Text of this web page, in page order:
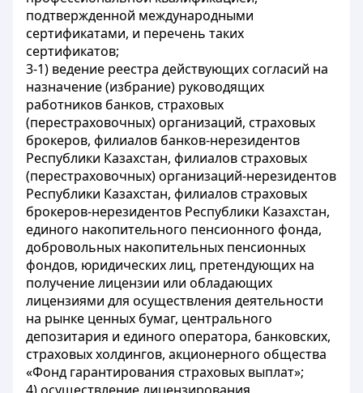
подтвержденной международными
сертификатами, и перечень таких
сертификатов;
3-1) ведение реестра действующих согласий на
назначение (избрание) руководящих
работников банков, страховых
(перестраховочных) организаций, страховых
брокеров, филиалов банков-нерезидентов
Республики Казахстан, филиалов страховых
(перестраховочных) организаций-нерезидентов
Республики Казахстан, филиалов страховых
брокеров-нерезидентов Республики Казахстан,
единого накопительного пенсионного фонда,
добровольных накопительных пенсионных
фондов, юридических лиц, претендующих на
получение лицензии или обладающих
лицензиями для осуществления деятельности
на рынке ценных бумаг, центрального
депозитария и единого оператора, банковских,
страховых холдингов, акционерного общества
«Фонд гарантирования страховых выплат»;